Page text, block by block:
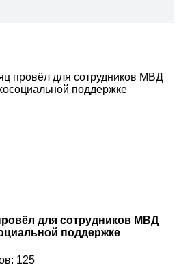
провёл для сотрудников МВД
поддержке
для сотрудников МВД
поддержке
125